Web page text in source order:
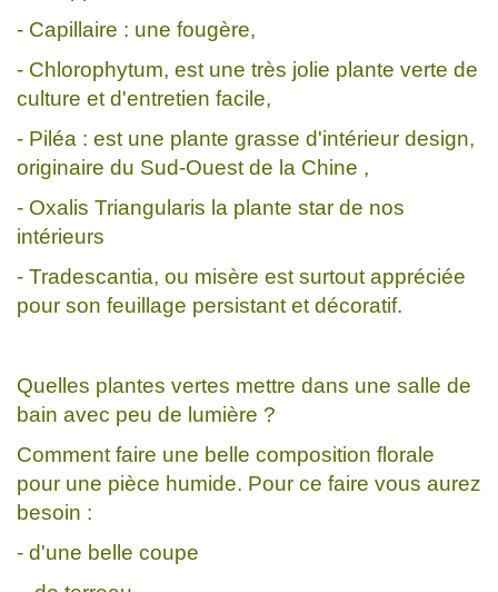
- Capillaire : une fougère,
- Chlorophytum, est une très jolie plante verte de
culture et d'entretien facile,
- Piléa : est une plante grasse d'intérieur design,
originaire du Sud-Ouest de la Chine ,
- Oxalis Triangularis la plante star de nos
intérieurs
- Tradescantia, ou misère est surtout appréciée
pour son feuillage persistant et décoratif.
Quelles plantes vertes mettre dans une salle de
bain avec peu de lumière ?
Comment faire une belle composition florale
pour une pièce humide. Pour ce faire vous aurez
besoin :
- d'une belle coupe